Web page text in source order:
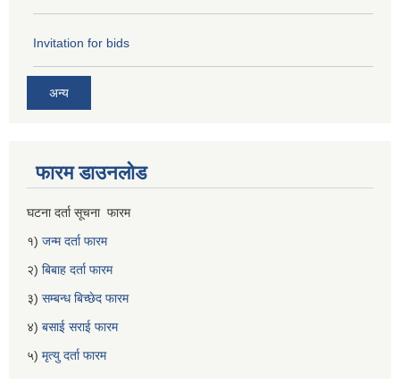
Invitation for bids
अन्य
फारम डाउनलोड
घटना दर्ता सूचना फारम
१) जन्म दर्ता फारम
२) बिबाह दर्ता फारम
३) सम्बन्ध बिच्छेद फारम
४) बसाई सराई फारम
५) मृत्यु दर्ता फारम